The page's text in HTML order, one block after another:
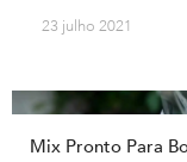
23 julho 2021
Mix Pronto Para